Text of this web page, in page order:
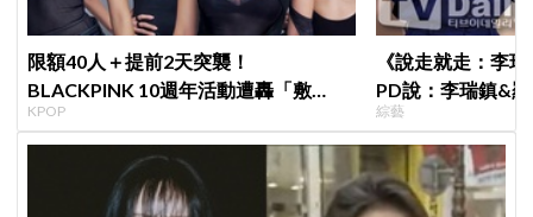
限額40人＋提前2天突襲！
BLACKPINK 10週年活動遭轟「敷
衍」，YG急證實：4人確定完全體出席
KPOP
《說走就走：李
PD說：李瑞鎮&
劇的男女主角一樣
綜藝